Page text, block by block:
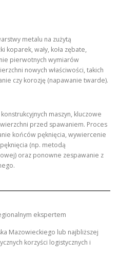
metalu na zużytą
koparek, wały, koła zębate,
pierwotnych wymiarów
nowych właściwości, takich
czy korozję (napawanie twarde).
maszyn, kluczowe
przed spawaniem. Proces
końców pęknięcia, wywiercenie
(np. metodą
oraz ponowne zespawanie z
ekspertem
Mazowieckiego lub najbliższej
korzyści logistycznych i